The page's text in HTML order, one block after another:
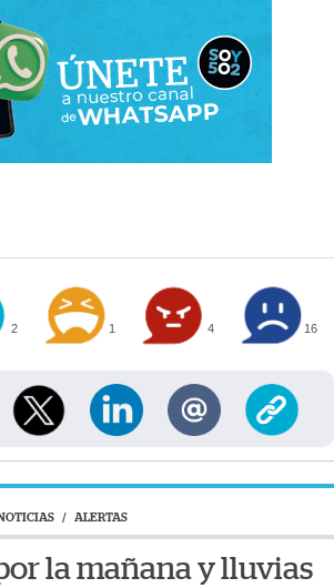
2 1 4 16
/ ALERTAS
la mañana y lluvias